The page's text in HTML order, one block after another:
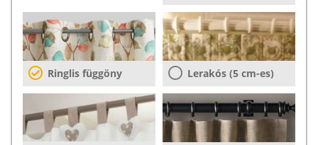
Ringlis függöny Lerakós (5 cm-es)